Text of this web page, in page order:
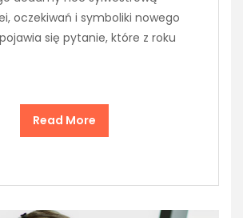
oczekiwań i symboliki nowego
się pytanie, które z roku
Read More